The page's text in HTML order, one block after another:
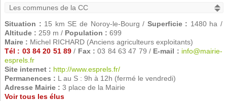
Situation : 15 km SE de Noroy-le-Bourg / Superficie : 1480 ha /
Altitude : 259 m / Population : 699
Maire : Michel RICHARD (Anciens agriculteurs exploitants)
Tél : 03 84 20 51 89/ Fax : 03 84 63 47 79 / E-mail : info@mairie-
esprels.fr
Site internet : http://www.esprels.fr/
Permanences : L au S : 9h à 12h (fermé le vendredi)
Adresse Mairie : 3 place de la Mairie
Voir tous les élus